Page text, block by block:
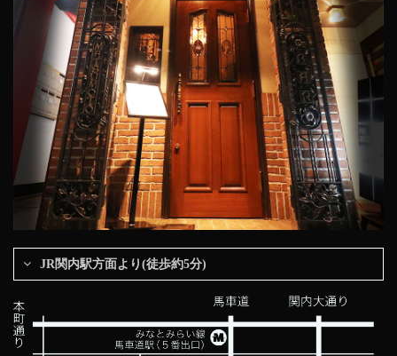
JR関内駅方面より(徒歩約5分)